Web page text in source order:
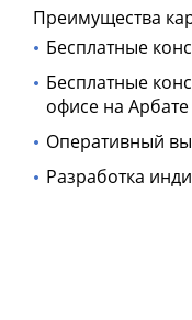
Преимущества
Бесплатные
Бесплатные
офисе на Арбате
Оперативный
Разработка